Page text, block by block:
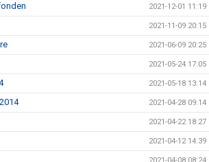
2021-12-01 11:19
2021-11-09 20:15
2021-06-09 20:25
2021-05-24 17:05
2021-05-18 13:14
2021-04-28 09:14
2021-04-22 18:27
2021-04-12 14:39